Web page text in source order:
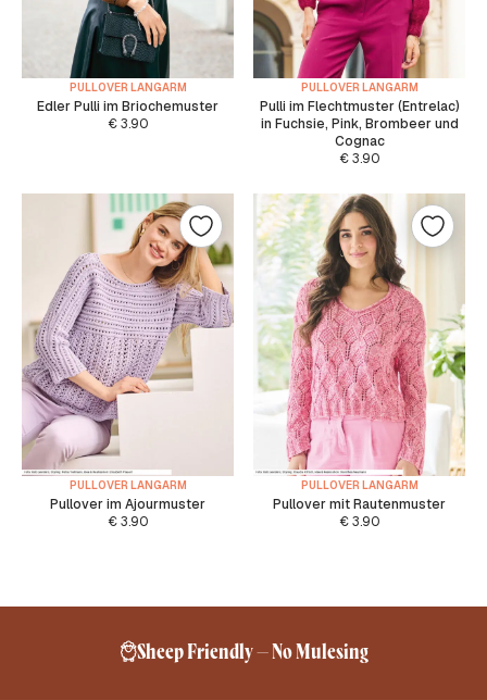
PULLOVER LANGARM
Edler Pulli im Briochemuster
€3.90
PULLOVER LANGARM
Pulli im Flechtmuster (Entrelac)
in Fuchsie, Pink, Brombeer und
Cognac
€3.90
PULLOVER LANGARM
Pullover im Ajourmuster
€3.90
PULLOVER LANGARM
Pullover mit Rautenmuster
€3.90
Sheep Friendly – No Mulesing